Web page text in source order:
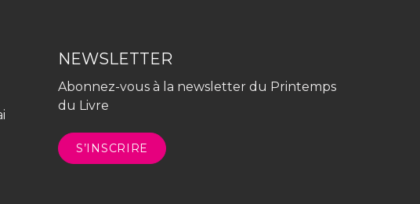
NEWSLETTER
Abonnez-vous à la newsletter du Printemps
du Livre
S’INSCRIRE